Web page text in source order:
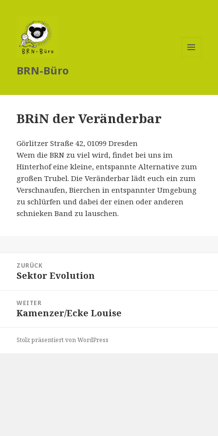
BRN-Büro
BRiN der Veränderbar
Görlitzer Straße 42, 01099 Dresden
Wem die BRN zu viel wird, findet bei uns im
Hinterhof eine kleine, entspannte Alternative zum
großen Trubel. Die Veränderbar lädt euch ein zum
Verschnaufen, Bierchen in entspannter Umgebung
zu schlürfen und dabei der einen oder anderen
schnieken Band zu lauschen.
ZURÜCK
Vorheriger
Sektor Evolution
WEITER
Nächster
Kamenzer/Ecke Louise
Stolz präsentiert von WordPress